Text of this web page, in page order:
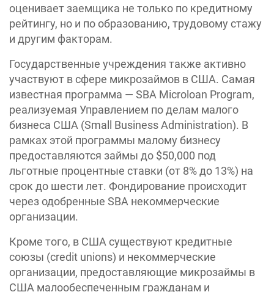
оценивает заемщика не только по кредитному
рейтингу, но и по образованию, трудовому стажу
и другим факторам.
Государственные учреждения также активно
участвуют в сфере микрозаймов в США. Самая
известная программа — SBA Microloan Program,
реализуемая Управлением по делам малого
бизнеса США (Small Business Administration). В
рамках этой программы малому бизнесу
предоставляются займы до $50,000 под
льготные процентные ставки (от 8% до 13%) на
срок до шести лет. Фондирование происходит
через одобренные SBA некоммерческие
организации.
Кроме того, в США существуют кредитные
союзы (credit unions) и некоммерческие
организации, предоставляющие микрозаймы в
США малообеспеченным гражданам и